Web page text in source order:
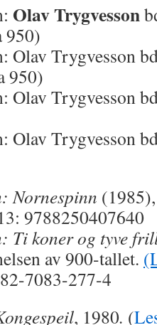
Olav Trygvesson
950)
Olav Trygvesson
950)
Olav Trygvesson
Trygvesson
Nornespinn
9788250407640
Ti koner og tyve
av 900-tallet.
7083-277-4
, 1980. (